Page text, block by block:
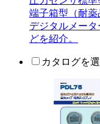
端子箱型（耐薬
デジタルメー
どを紹介。
カタログを